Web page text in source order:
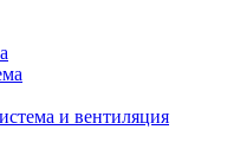
и вентиляция